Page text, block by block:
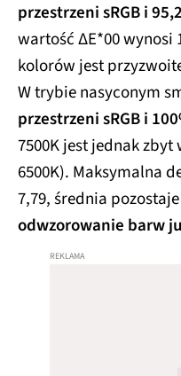
przestrzeni sRGB i
wartość ΔE*00 wynosi
kolorów jest
W trybie nasyconym
przestrzeni sRGB i
7500K jest jednak
6500K). Maksymalna
7,79, średnia
odwzorowanie barw